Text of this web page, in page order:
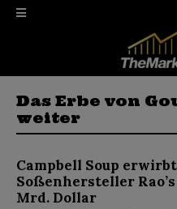
Das Erbe von
weiter
Campbell Soup
Soßenhersteller
Mrd. Dollar